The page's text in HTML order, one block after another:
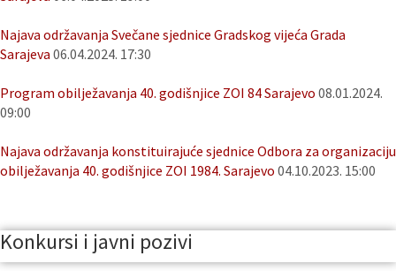
Najava održavanja Svečane sjednice Gradskog vijeća Grada
Sarajeva 06.04.2024. 17:30
Program obilježavanja 40. godišnjice ZOI 84 Sarajevo 08.01.2024.
09:00
Najava održavanja konstituirajuće sjednice Odbora za organizaciju
obilježavanja 40. godišnjice ZOI 1984. Sarajevo 04.10.2023. 15:00
Konkursi i javni pozivi